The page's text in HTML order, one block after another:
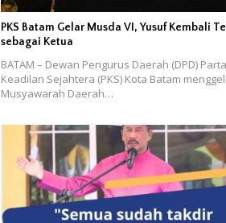
PKS Batam Gelar Musda VI, Yusuf Kembali
sebagai Ketua
BATAM – Dewan Pengurus Daerah (DPD)
Keadilan Sejahtera (PKS) Kota Batam
Musyawarah Daerah…